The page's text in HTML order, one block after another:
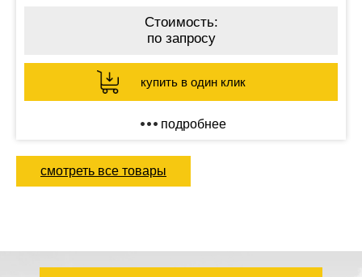
Стоимость:
по запросу
купить в один клик
подробнее
смотреть все товары